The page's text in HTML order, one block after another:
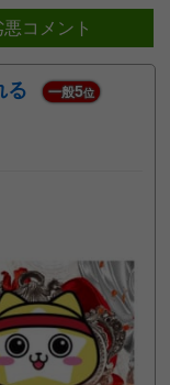
悪コメント
る 一般5位